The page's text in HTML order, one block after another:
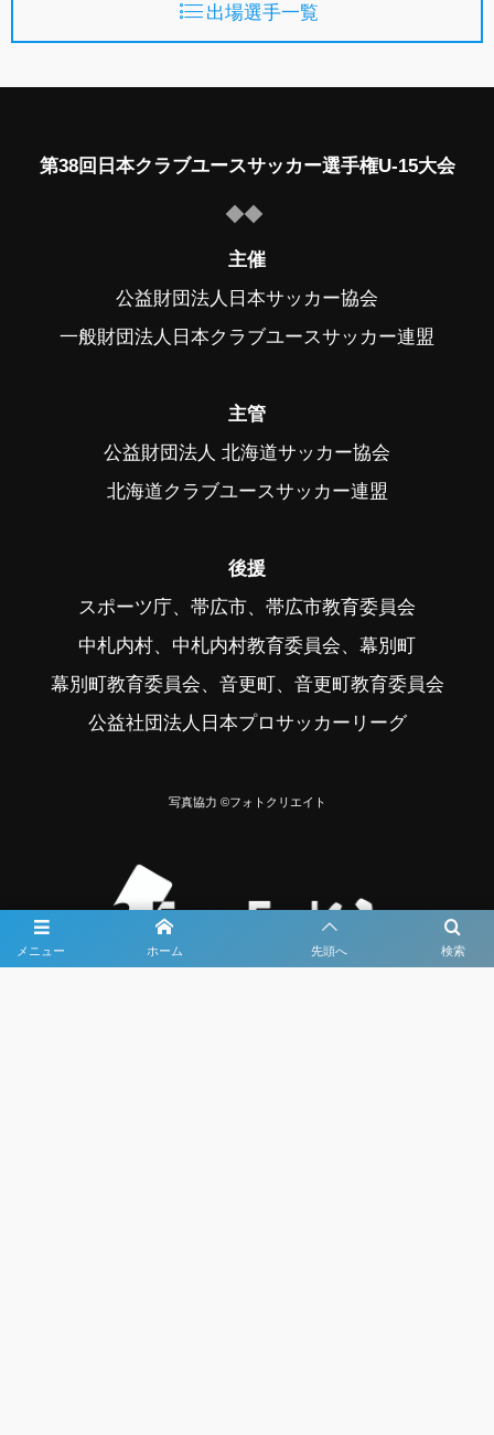
出場選手一覧
メニュー 検索
ホーム 先頭へ
第38回日本クラブユースサッカー選手権U-15大会
主催
公益財団法人日本サッカー協会
一般財団法人日本クラブユースサッカー連盟
主管
公益財団法人 北海道サッカー協会
北海道クラブユースサッカー連盟
後援
スポーツ庁、帯広市、帯広市教育委員会
中札内村、中札内村教育委員会、幕別町
幕別町教育委員会、音更町、音更町教育委員会
公益社団法人日本プロサッカーリーグ
写真協力 ©フォトクリエイト